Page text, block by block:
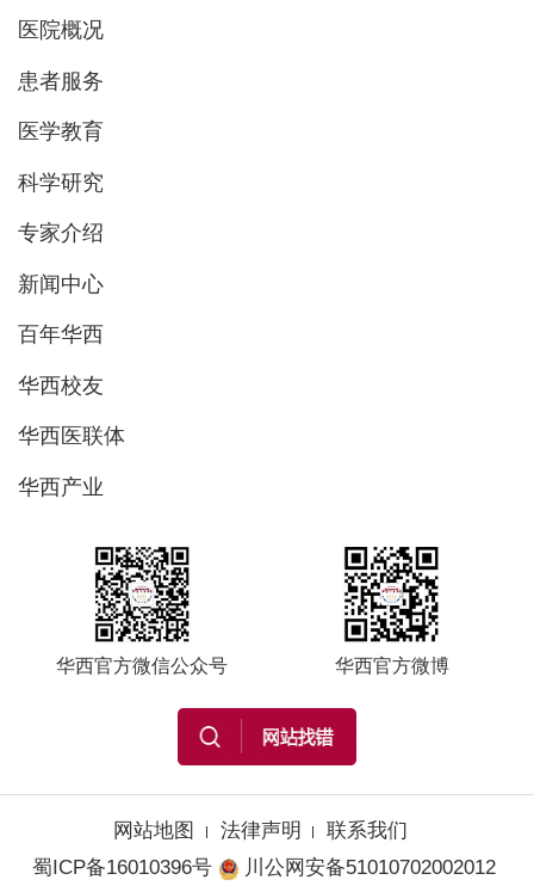
医院概况
患者服务
医学教育
科学研究
专家介绍
新闻中心
百年华西
华西校友
华西医联体
华西产业
华西官方微信公众号 华西官方微博
网站地图 法律声明
联系我们
蜀ICP备16010396号
川公网安备51010702002012